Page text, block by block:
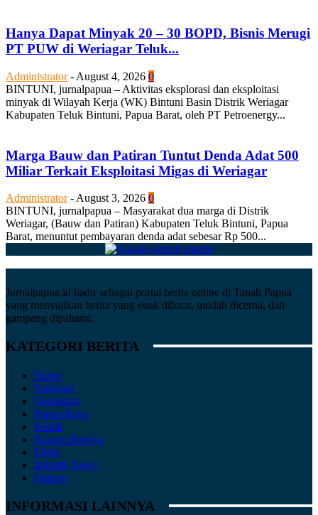
Hanya Dapat Minyak 20 – 30 BOPD, Bisnis Merugi
PT PUW di Weriagar Teluk...
Administrator - August 4, 2026 0
BINTUNI, jurnalpapua – Aktivitas eksplorasi dan eksploitasi
minyak di Wilayah Kerja (WK) Bintuni Basin Distrik Weriagar
Kabupaten Teluk Bintuni, Papua Barat, oleh PT Petroenergy...
Marga Bauw dan Patiran Tuntut Denda Adat 500
Miliar Terkait Eksploitasi Migas di Weriagar
Administrator -August 3, 2026 0
BINTUNI, jurnalpapua – Masyarakat dua marga di Distrik
Weriagar, (Bauw dan Patiran) Kabupaten Teluk Bintuni, Papua
Barat, menuntut pembayaran denda adat sebesar Rp 500...
Jurnalpapua.id hadir sebagai portal berita online di Tanah Papua
yang menyajikan berita yang enak dibaca, mudah dicerna, dan
gampang dipahami.
KATEGORI BERITA
Home
Nasional
Nusantara
Papua Raya
Politik
Ragam Budaya
Ekbis
Indepth News
Feature
INFORMASI LAINNYA